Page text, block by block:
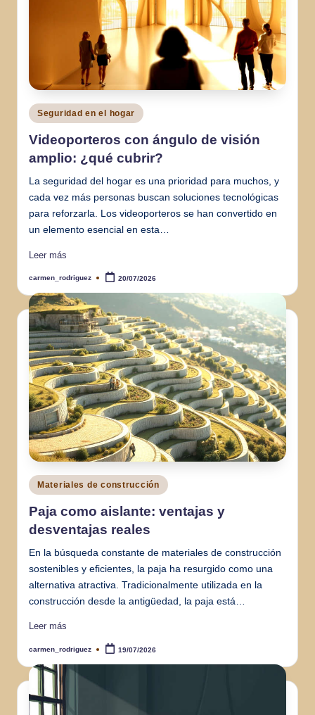
Publicado
en
Seguridad en el hogar
Videoporteros con ángulo de visión
amplio: ¿qué cubrir?
La seguridad del hogar es una prioridad para muchos, y
cada vez más personas buscan soluciones tecnológicas
para reforzarla. Los videoporteros se han convertido en
un elemento esencial en esta…
Leer más
Publicado
carmen_rodriguez 20/07/2026
Publicado
en
Materiales de construcción
Paja como aislante: ventajas y
desventajas reales
En la búsqueda constante de materiales de construcción
sostenibles y eficientes, la paja ha resurgido como una
alternativa atractiva. Tradicionalmente utilizada en la
construcción desde la antigüedad, la paja está…
Leer más
Publicado
carmen_rodriguez 19/07/2026